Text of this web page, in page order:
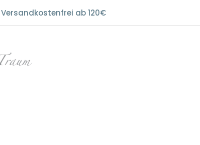
Versandkostenfrei ab 120€